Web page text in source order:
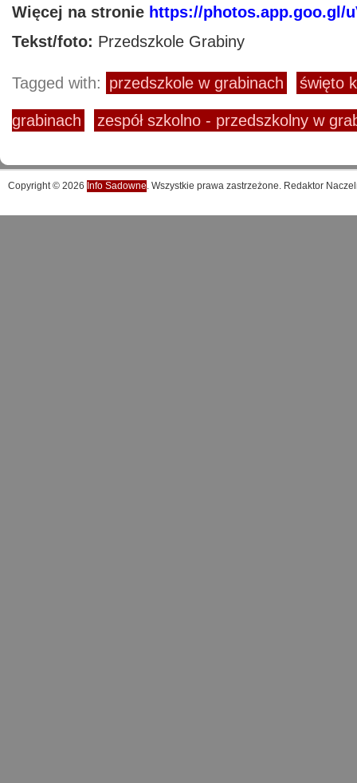
Więcej na stronie https://photos.app.goo.gl/
Tekst/foto: Przedszkole Grabiny
Tagged with: przedszkole w grabinach święto
grabinach zespół szkolno - przedszkolny w
Copyright © 2026 Info Sadowne. Wszystkie prawa zastrzeżone. Redaktor